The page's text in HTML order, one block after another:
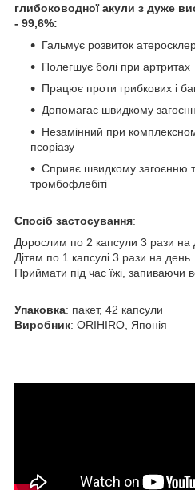
глибоководної акули з дуже
- 99,6%:
Гальмує розвиток
Полегшує болі при артритах
Працює проти грибкових і
Допомагає швидкому
Незамінний при
псоріазу
Сприяє швидкому загоєнню
тромбофлебіті
Спосіб застосування:
Дорослим по 2 капсули 3 рази на
Дітям по 1 капсулі 3 рази на день
Приймати під час їжі, запиваючи
Упаковка: пакет, 42 капсули
Виробник: ORIHIRO, Японія